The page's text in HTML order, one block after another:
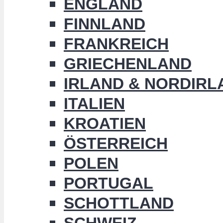
ENGLAND
FINNLAND
FRANKREICH
GRIECHENLAND
IRLAND &
ITALIEN
KROATIEN
ÖSTERREICH
POLEN
PORTUGAL
SCHOTTLAND